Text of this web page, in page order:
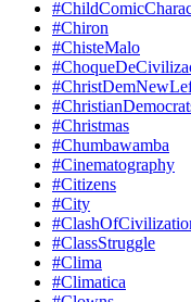
#Chiron
#ChisteMalo
#Christmas
#Chumbawamba
#Cinematography
#Citizens
#City
#ClassStruggle
#Clima
#Climatica